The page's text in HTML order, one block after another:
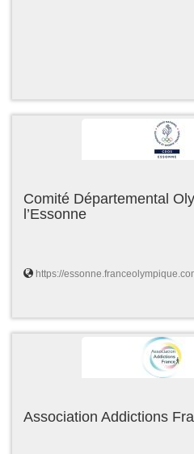
Comité Départemental
l’Essonne
https://
Association Addictions